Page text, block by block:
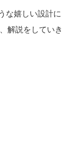
な嬉しい設計に
解説をしていき